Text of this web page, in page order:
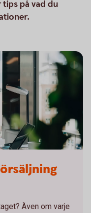
tips på vad du
Även om varje